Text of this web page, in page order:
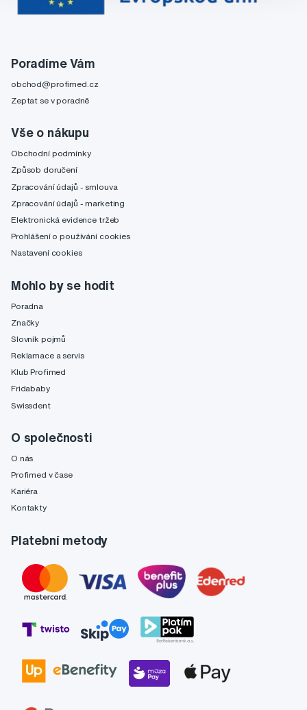
Poradíme Vám
obchod@profimed.cz
Zeptat se v poradně
Vše o nákupu
Obchodní podmínky
Způsob doručení
Zpracování údajů - smlouva
Zpracování údajů - marketing
Elektronická evidence tržeb
Prohlášení o používání cookies
Nastavení cookies
Mohlo by se hodit
Poradna
Značky
Slovník pojmů
Reklamace a servis
Klub Profimed
Fridababy
Swissdent
O společnosti
O nás
Profimed v čase
Kariéra
Kontakty
Platební metody